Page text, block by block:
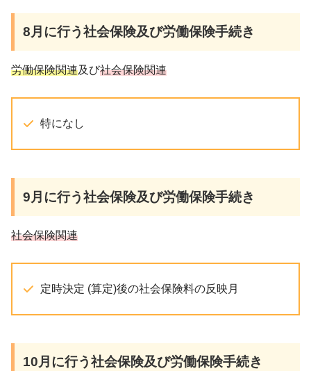
8月 に行う社会保険及び労働保険手続き
労働保険関連及び社会保険関連
特になし
9月 に行う社会保険及び労働保険手続き
社会保険関連
定時決定 (算定)後の社会保険料の反映月
10月 に行う社会保険及び労働保険手続き